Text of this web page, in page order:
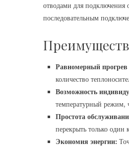
отводами для подключения
последовательным
Равномерный
количество
Возможность
температурный режим,
Простота
перекрыть только один
Экономия энергии: